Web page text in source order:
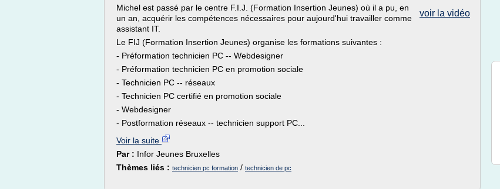
voir la vidéo
Michel est passé par le centre F.I.J. (Formation Insertion Jeunes) où il a pu, en
un an, acquérir les compétences nécessaires pour aujourd'hui travailler comme
assistant IT.
Le FIJ (Formation Insertion Jeunes) organise les formations suivantes :
- Préformation technicien PC -- Webdesigner
- Préformation technicien PC en promotion sociale
- Technicien PC -- réseaux
- Technicien PC certifié en promotion sociale
- Webdesigner
- Postformation réseaux -- technicien support PC...
Voir la suite
Par : Infor Jeunes Bruxelles
Thèmes liés : technicien pc formation / technicien de pc